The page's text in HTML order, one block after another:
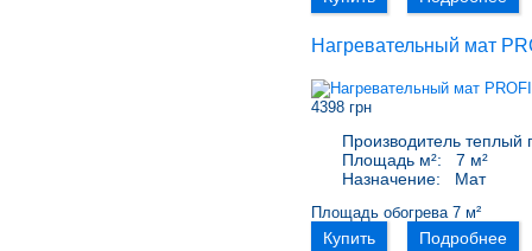
Нагревательный мат
4398 грн
Производитель теплый
Площадь м²:
7 м²
Назначение:
Мат
Площадь обогрева 7 м²
Купить Подробнее